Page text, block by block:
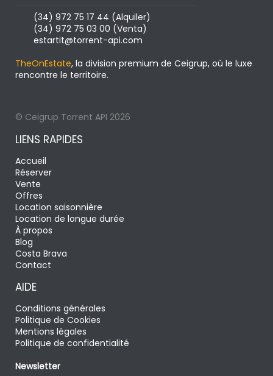
(34) 972 75 17 44 (Alquiler)
(34) 972 75 03 00 (Venta)
estartit@torrent-api.com
TheOnEstate, la division premium de Ceigrup, où le luxe
rencontre le territoire.
© Ceigrup Torrent API 2026
LIENS RAPIDES
Accueil
Réserver
Vente
Offres
Location saisonnière
Location de longue durée
À propos
Blog
Costa Brava
Contact
AIDE
Conditions générales
Politique de Cookies
Mentions légales
Politique de confidentialité
Newsletter